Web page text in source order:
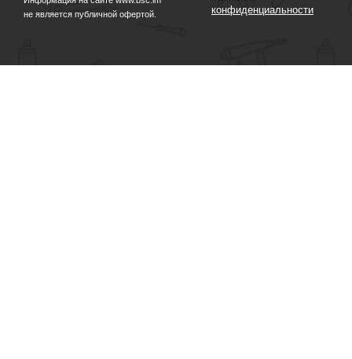
не является публичной офертой.
конфиденциальности